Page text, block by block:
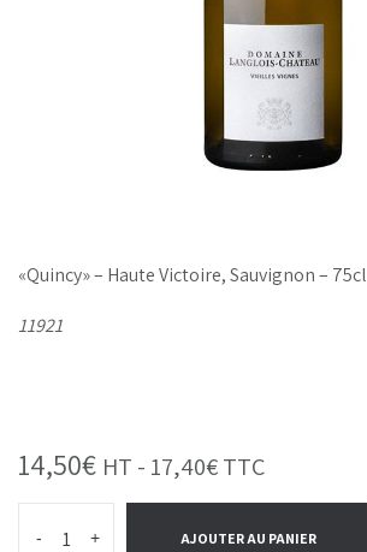
«Quincy» – Haute Victoire, Sauvignon – 75cl
11921
14,50€ HT - 17,40€TTC
- + AJOUTER AU PANIER